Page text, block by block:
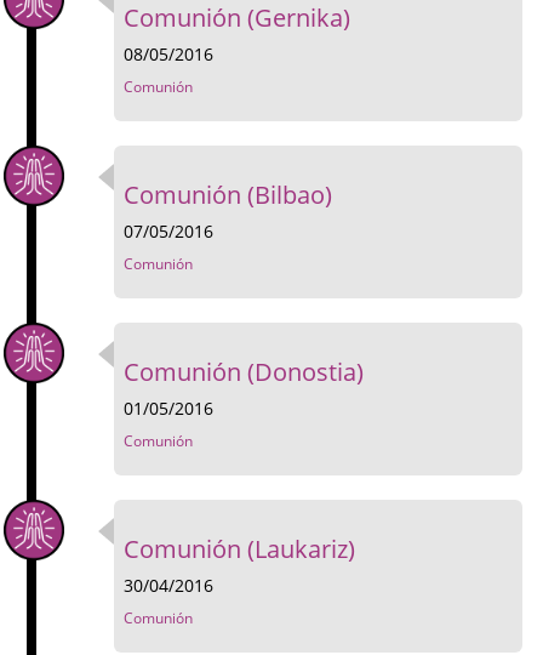
Comunión (Gernika)
08/05/2016
Comunión
Comunión (Bilbao)
07/05/2016
Comunión
Comunión (Donostia)
01/05/2016
Comunión
Comunión (Laukariz)
30/04/2016
Comunión